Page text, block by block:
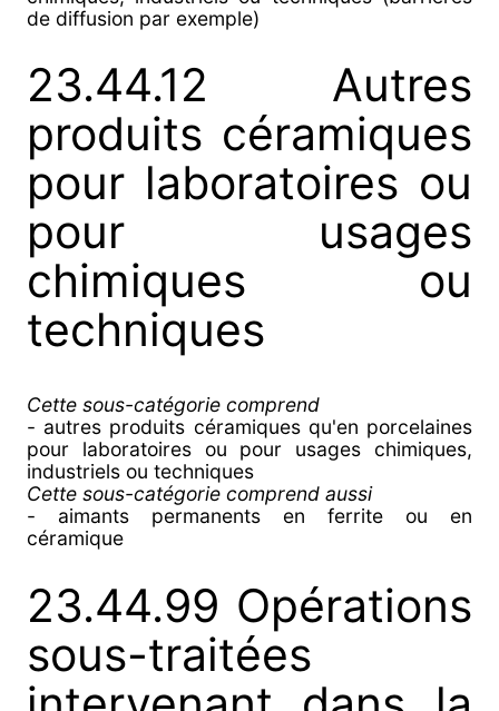
de diffusion par exemple)
23.44.12 Autres
produits céramiques
pour laboratoires ou
pour usages
chimiques ou
techniques
Cette sous-catégorie comprend
- autres produits céramiques qu'en porcelaines
pour laboratoires ou pour usages chimiques,
industriels ou techniques
Cette sous-catégorie comprend aussi
- aimants permanents en ferrite ou en
céramique
23.44.99 Opérations
sous-traitées